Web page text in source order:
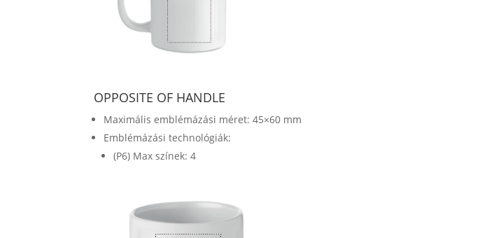
OPPOSITE OF HANDLE
Maximális emblémázási méret: 45×60 mm
Emblémázási technológiák:
(P6) Max színek: 4